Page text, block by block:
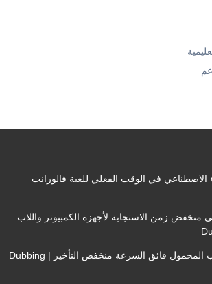
في الوقت الفعلي للعبة فالورانت
زمن الاستجابة لأجهزة الكمبيوتر واللاب
إعداد محول صوت الألعاب المحمول فائق السرعة منخفض التأخير | Dubbing